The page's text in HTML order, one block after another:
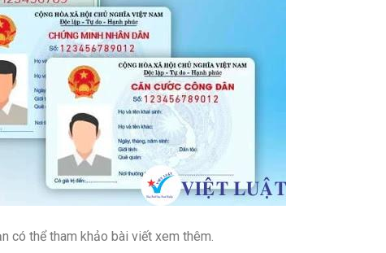
có thể tham khảo bài viết xem thêm.